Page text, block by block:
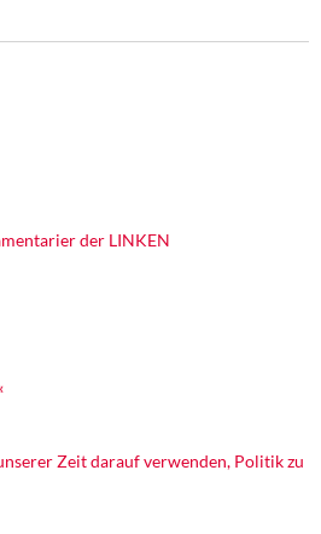
der LINKEN
Zeit darauf verwenden, Politik zu